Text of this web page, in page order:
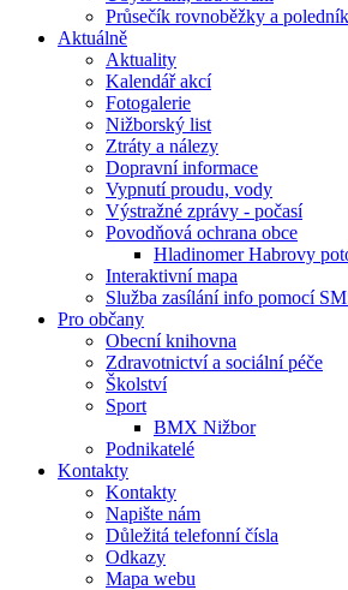
Průsečík rovnoběžky a
Aktuálně
Aktuality
Kalendář akcí
Fotogalerie
Nižborský list
Ztráty a nálezy
Dopravní informace
Vypnutí proudu, vody
Výstražné zprávy - počasí
Povodňová ochrana obce
Hladinomer Habrovy
Interaktivní mapa
Služba zasílání info pomocí
Pro občany
Obecní knihovna
Zdravotnictví a sociální péče
Školství
Sport
BMX Nižbor
Podnikatelé
Kontakty
Kontakty
Napište nám
Důležitá telefonní čísla
Odkazy
Mapa webu